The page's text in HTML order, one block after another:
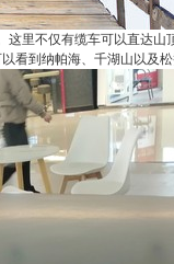
里不仅有缆车可以直达
看到纳帕海、千湖山以及松